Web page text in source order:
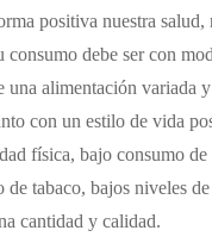
positiva nuestra salud,
consumo debe ser con
una alimentación variada y
con un estilo de vida
física, bajo consumo de
de tabaco, bajos niveles de
cantidad y calidad.